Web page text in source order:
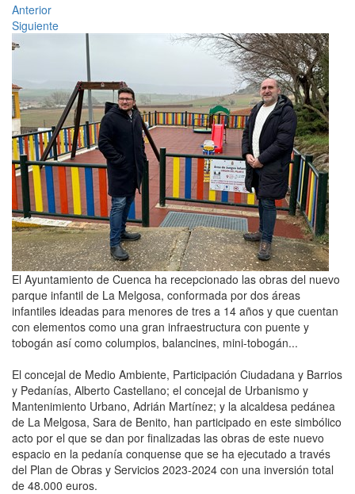
Anterior
Siguiente
El Ayuntamiento de Cuenca ha recepcionado las obras del nuevo
parque infantil de La Melgosa, conformada por dos áreas
infantiles ideadas para menores de tres a 14 años y que cuentan
con elementos como una gran infraestructura con puente y
tobogán así como columpios, balancines, mini-tobogán...
El concejal de Medio Ambiente, Participación Ciudadana y Barrios
y Pedanías, Alberto Castellano; el concejal de Urbanismo y
Mantenimiento Urbano, Adrián Martínez; y la alcaldesa pedánea
de La Melgosa, Sara de Benito, han participado en este simbólico
acto por el que se dan por finalizadas las obras de este nuevo
espacio en la pedanía conquense que se ha ejecutado a través
del Plan de Obras y Servicios 2023-2024 con una inversión total
de 48.000 euros.